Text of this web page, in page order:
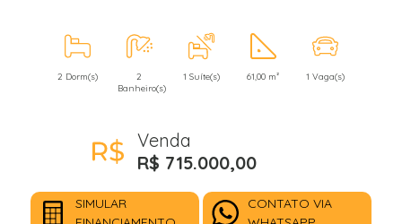
2 Dorm(s)
2
Banheiro(s)
1 Suíte(s) 61,00 m² 1 Vaga(s)
Venda
R$ 715.000,00
SIMULAR
CONTATO VIA